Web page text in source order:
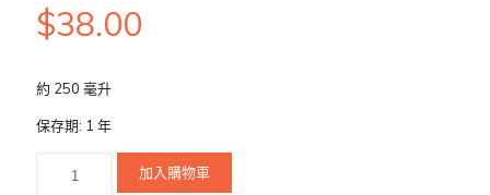
$38.00
約 250 毫升
保存期: 1 年
加入購物車